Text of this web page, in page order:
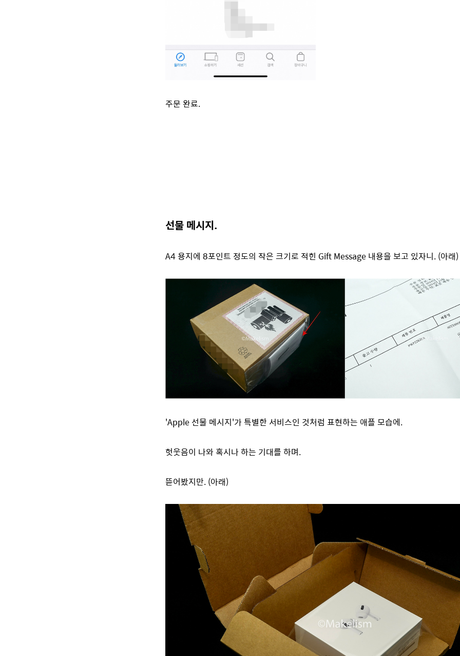
주문 완료.
선물 메시지.
A4 용지에 8포인트 정도의 작은 크기로 적힌 Gift Message 내용을 보고 있자니. (아래)
'Apple 선물 메시지'가 특별한 서비스인 것처럼 표현하는 애플 모습에.
헛웃음이 나와 혹시나 하는 기대를 하며.
뜯어봤지만. (아래)